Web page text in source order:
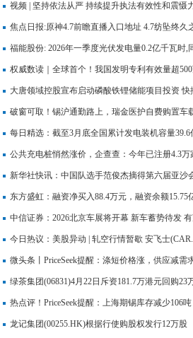
万人民币
视频 | 坚持依法从严 持续提升执法有效性和震慑
-2025年中国证监会执法情况综述
焦点日报:原神4.7前瞻直播入口地址 4.7纺坠终久
瞻特别节目时间
福能股份: 2026年一季度光伏发电量0.2亿千瓦时,
滑5.21%
权威数读｜全球首个！我国发明专利有效量超
新视野
大唐领域控股宣布启动磷酸铁锂储能项目投资 快
破窗可取！锡沪通勤路上，瑞金医护自费购置车
每日精选：截至3月底全国累计发电装机容量39.6
瓦
公共充电桩悄然涨价，企查查：今年已注册4.3万
电桩相关企业
新华社快讯：中国队选手范俊杰摘得第六届亚沙
东方盛虹：融资净买入88.4万元，融资余额15.75
每日消息
中信证券：2026北京车展将开幕 新车蓄势待发
振内需
今日热议：美股异动 | 轧空行情暂歇 安飞士
跌超2% 此前月内暴涨390%
微头条丨PriceSeek提醒：涤短价格涨，供应减需
绿茶集团(06831)4月22日斥资181.7万港元回购23
热点评！PriceSeek提醒：上海期锡库存减少106吨
龙记集团(00255.HK)根据行使购股权发行12万股